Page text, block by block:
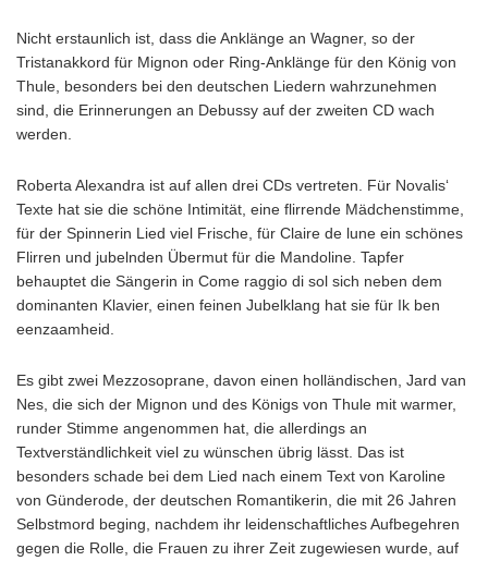
Nicht erstaunlich ist, dass die Anklänge an Wagner, so der
Tristanakkord für Mignon oder Ring-Anklänge für den König von
Thule, besonders bei den deutschen Liedern wahrzunehmen
sind, die Erinnerungen an Debussy auf der zweiten CD wach
werden.
Roberta Alexandra ist auf allen drei CDs vertreten. Für Novalis‘
Texte hat sie die schöne Intimität, eine flirrende Mädchenstimme,
für der Spinnerin Lied viel Frische, für Claire de lune ein schönes
Flirren und jubelnden Übermut für die Mandoline. Tapfer
behauptet die Sängerin in Come raggio di sol sich neben dem
dominanten Klavier, einen feinen Jubelklang hat sie für Ik ben
eenzaamheid.
Es gibt zwei Mezzosoprane, davon einen holländischen, Jard van
Nes, die sich der Mignon und des Königs von Thule mit warmer,
runder Stimme angenommen hat, die allerdings an
Textverständlichkeit viel zu wünschen übrig lässt. Das ist
besonders schade bei dem Lied nach einem Text von Karoline
von Günderode, der deutschen Romantikerin, die mit 26 Jahren
Selbstmord beging, nachdem ihr leidenschaftliches Aufbegehren
gegen die Rolle, die Frauen zu ihrer Zeit zugewiesen wurde, auf